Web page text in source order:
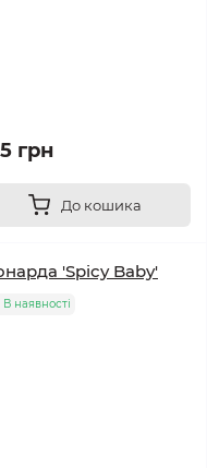
грн
До кошика
'Spicy Baby'
В наявності